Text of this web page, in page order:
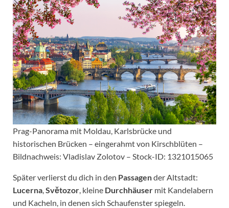
Prag-Panorama mit Moldau, Karlsbrücke und
historischen Brücken – eingerahmt von Kirschblüten –
Bildnachweis: Vladislav Zolotov – Stock-ID: 1321015065
Später verlierst du dich in den Passagender Altstadt:
Lucerna Světozor , kleine Durchhäuser mit Kandelabern
und Kacheln, in denen sich Schaufenster spiegeln.